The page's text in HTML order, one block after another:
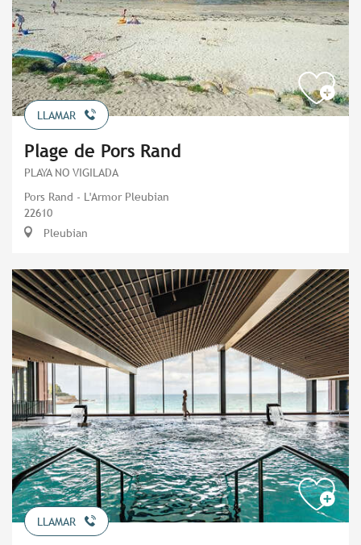
LLAMAR
Plage de Pors Rand
PLAYA NO VIGILADA
Pors Rand - L'Armor Pleubian
22610
Pleubian
LLAMAR